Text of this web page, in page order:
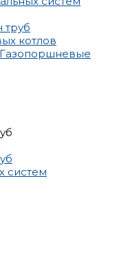
труб
котлов
систем